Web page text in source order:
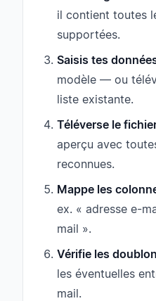
il contient toutes
supportées.
Saisis tes
modèle — ou
liste existante.
Téléverse le
aperçu avec
reconnues.
Mappe les
ex. « adresse e-
mail ».
Vérifie les
les éventuelles
mail.